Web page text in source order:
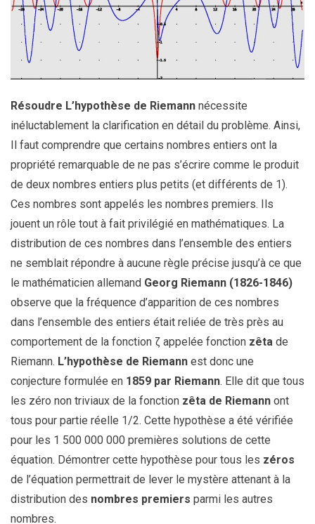
Résoudre L’hypothèse de Riemann nécessite
inéluctablement la clarification en détail du problème. Ainsi,
Il faut comprendre que certains nombres entiers ont la
propriété remarquable de ne pas s’écrire comme le produit
de deux nombres entiers plus petits (et différents de 1).
Ces nombres sont appelés les nombres premiers. Ils
jouent un rôle tout à fait privilégié en mathématiques. La
distribution de ces nombres dans l’ensemble des entiers
ne semblait répondre à aucune règle précise jusqu’à ce que
le mathématicien allemand Georg Riemann (1826-1846)
observe que la fréquence d’apparition de ces nombres
dans l’ensemble des entiers était reliée de très près au
comportement de la fonction ζ appelée fonction zêta de
Riemann. L’hypothèse de Riemann est donc une
conjecture formulée en 1859 par Riemann. Elle dit que tous
les zéro non triviaux de la fonction zêta de Riemann ont
tous pour partie réelle 1/2. Cette hypothèse a été vérifiée
pour les 1 500 000 000 premières solutions de cette
équation. Démontrer cette hypothèse pour tous les zéros
de l’équation permettrait de lever le mystère attenant à la
distribution des nombres premiers parmi les autres
nombres.